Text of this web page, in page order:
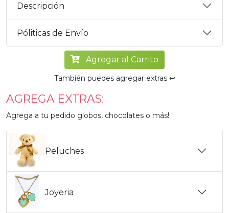
Descripción
Póliticas de Envío
Agregar al Carrito
También puedes agregar extras ↩️
AGREGA EXTRAS:
Agrega a tu pedido globos, chocolates o más!
Peluches
Joyeria